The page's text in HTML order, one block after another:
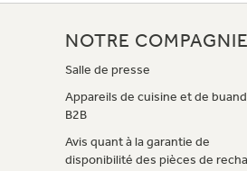
NOTRE
Salle de presse
Appareils de cuisine et de
B2B
Avis quant à la garantie de
disponibilité des pièces de